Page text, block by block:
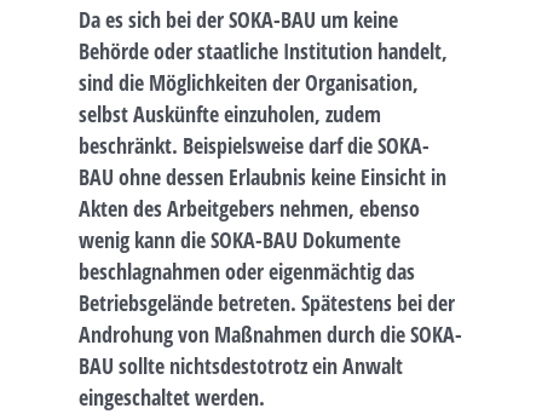
Da es sich bei der SOKA-BAU um keine
Behörde oder staatliche Institution handelt,
sind die Möglichkeiten der Organisation,
selbst Auskünfte einzuholen, zudem
beschränkt. Beispielsweise darf die SOKA-
BAU ohne dessen Erlaubnis keine Einsicht in
Akten des Arbeitgebers nehmen, ebenso
wenig kann die SOKA-BAU Dokumente
beschlagnahmen oder eigenmächtig das
Betriebsgelände betreten. Spätestens bei der
Androhung von Maßnahmen durch die SOKA-
BAU sollte nichtsdestotrotz ein Anwalt
eingeschaltet werden.